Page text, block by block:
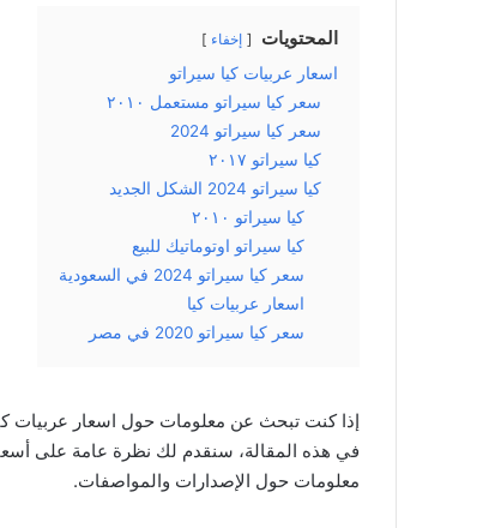
المحتويات إخفاء
اسعار عربيات كيا سيراتو
سعر كيا سيراتو مستعمل ٢٠١٠
سعر كيا سيراتو 2024
كيا سيراتو ٢٠١٧
كيا سيراتو 2024 الشكل الجديد
كيا سيراتو ٢٠١٠
كيا سيراتو اوتوماتيك للبيع
سعر كيا سيراتو 2024 في السعودية
اسعار عربيات كيا
سعر كيا سيراتو 2020 في مصر
في هذه المقالة، سنقدم لك نظرة عامة على
معلومات حول الإصدارات والمواصفات.